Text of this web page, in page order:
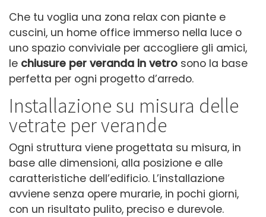
Che tu voglia una zona relax con piante e
cuscini, un home office immerso nella luce o
uno spazio conviviale per accogliere gli amici,
le chiusure per veranda in vetro sono la base
perfetta per ogni progetto d’arredo.
Installazione su misura delle
vetrate per verande
Ogni struttura viene progettata su misura, in
base alle dimensioni, alla posizione e alle
caratteristiche dell’edificio. L’installazione
avviene senza opere murarie, in pochi giorni,
con un risultato pulito, preciso e durevole.